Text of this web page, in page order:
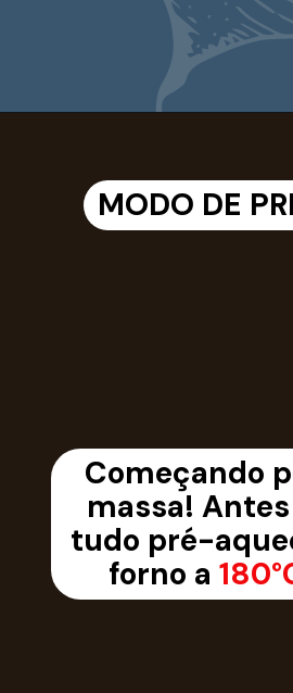
MODO DE
Começando
massa!
tudo pré-
forno a